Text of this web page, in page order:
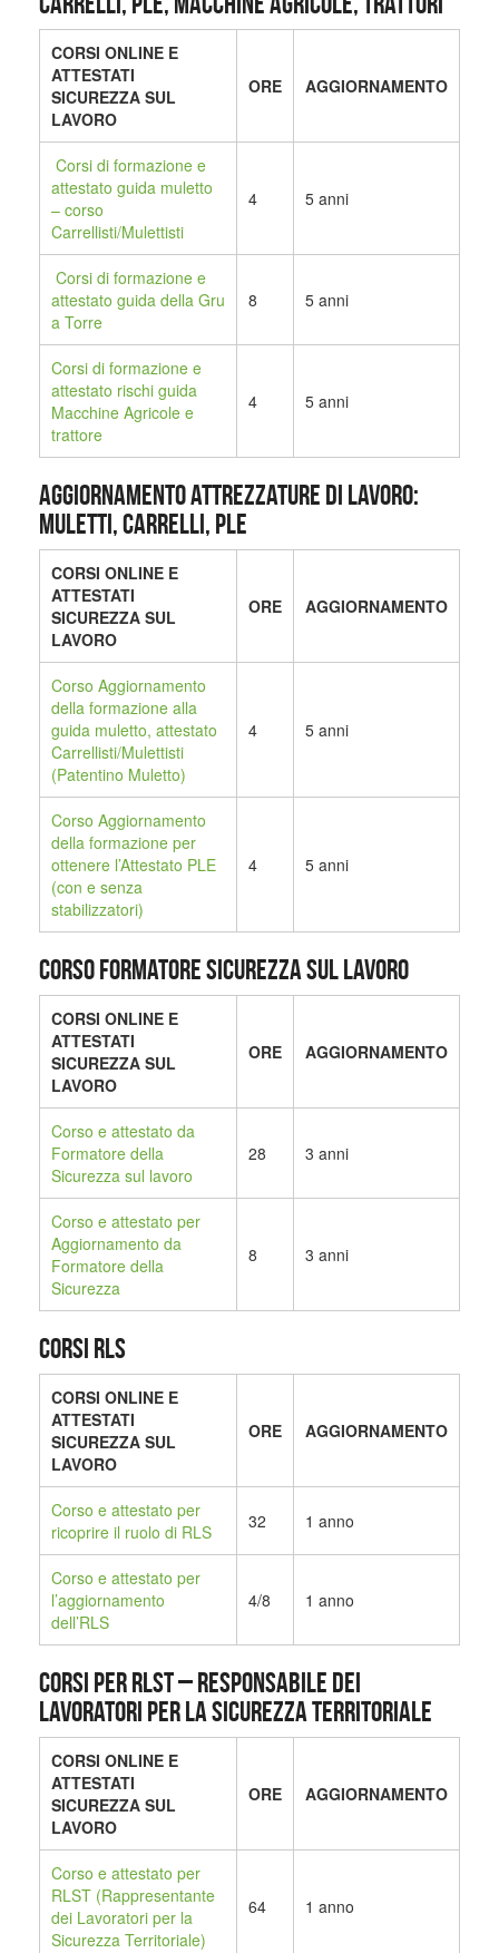
CORSI ONLINE E
ATTESTATI
SICUREZZA SUL
LAVORO
ORE AGGIORNAMENTO
Corsi di formazione e
attestato guida muletto
– corso
Carrellisti/Mulettisti
4 5 anni
Corsi di formazione e
attestato guida della Gru
a Torre
8 5 anni
Corsi di formazione e
attestato rischi guida
Macchine Agricole e
trattore
4 5 anni
AGGIORNAMENTO ATTREZZATURE DI LAVORO:
MULETTI, CARRELLI, PLE
CORSI ONLINE E
ATTESTATI
SICUREZZA SUL
LAVORO
ORE AGGIORNAMENTO
Corso Aggiornamento
della formazione alla
guida muletto, attestato
Carrellisti/Mulettisti
(Patentino Muletto)
4 5 anni
Corso Aggiornamento
della formazione per
ottenere l’Attestato PLE
(con e senza
stabilizzatori)
4 5 anni
CORSO FORMATORE SICUREZZA SUL LAVORO
CORSI ONLINE E
ATTESTATI
SICUREZZA SUL
LAVORO
ORE AGGIORNAMENTO
Corso e attestato da
Formatore della
Sicurezza sul lavoro
28 3 anni
Corso e attestato per
Aggiornamento da
Formatore della
Sicurezza
8 3 anni
CORSI RLS
CORSI ONLINE E
ATTESTATI
SICUREZZA SUL
LAVORO
ORE AGGIORNAMENTO
Corso e attestato per
ricoprire il ruolo di RLS
32 1 anno
Corso e attestato per
l’aggiornamento
dell’RLS
4/8 1 anno
CORSI PER RLST – Responsabile dei
Lavoratori per la Sicurezza Territoriale
CORSI ONLINE E
ATTESTATI
SICUREZZA SUL
LAVORO
ORE AGGIORNAMENTO
Corso e attestato per
RLST (Rappresentante
dei Lavoratori per la
Sicurezza Territoriale)
64 1 anno